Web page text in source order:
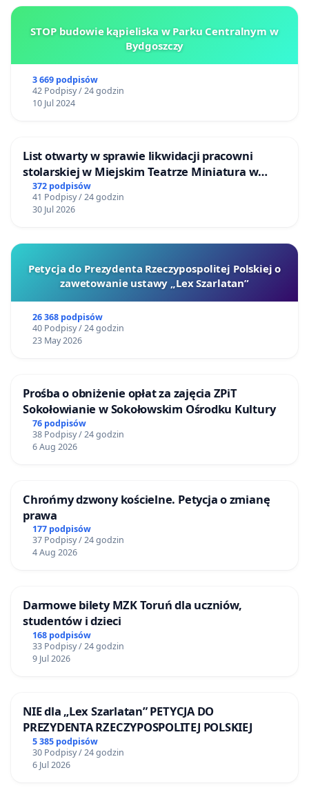
STOP budowie kąpieliska w Parku Centralnym w
Bydgoszczy
3 669 podpisów
42 Podpisy / 24 godzin
10 Jul 2024
List otwarty w sprawie likwidacji pracowni
stolarskiej w Miejskim Teatrze Miniatura w
Gdańsku
372 podpisów
41 Podpisy / 24 godzin
30 Jul 2026
Petycja do Prezydenta Rzeczypospolitej Polskiej o
zawetowanie ustawy „Lex Szarlatan”
26 368 podpisów
40 Podpisy / 24 godzin
23 May 2026
Prośba o obniżenie opłat za zajęcia ZPiT
Sokołowianie w Sokołowskim Ośrodku Kultury
76 podpisów
38 Podpisy / 24 godzin
6 Aug 2026
Chrońmy dzwony kościelne. Petycja o zmianę
prawa
177 podpisów
37 Podpisy / 24 godzin
4 Aug 2026
Darmowe bilety MZK Toruń dla uczniów,
studentów i dzieci
168 podpisów
33 Podpisy / 24 godzin
9 Jul 2026
NIE dla „Lex Szarlatan” PETYCJA DO
PREZYDENTA RZECZYPOSPOLITEJ POLSKIEJ
5 385 podpisów
30 Podpisy / 24 godzin
6 Jul 2026